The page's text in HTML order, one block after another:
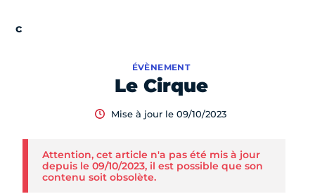
Le Cirque
ÉVÈNEMENT
Mise à jour le 09/10/2023
Attention, cet article n'a pas été mis à jour
depuis le 09/10/2023, il est possible que son
contenu soit obsolète.